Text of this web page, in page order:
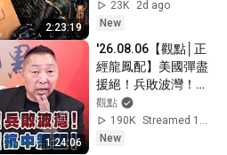
2:23:19
传递情报，身份即将
暴露，潜伏暗处的敌
人终于现身！#大陆
剧 #2026 #谍战剧 #
王丽坤
23K
2d ago
New
1:24:06
'26.08.06【觀點│正
經龍鳳配】美國彈盡
援絕！兵敗波灣！日
本保台無膽！抗中無
望！
觀點
190K
New